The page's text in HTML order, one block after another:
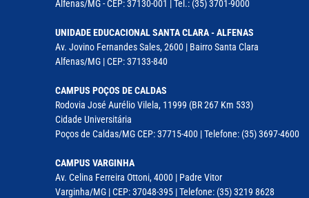
Alfenas/MG - CEP: 37130-001 | Tel.: (35) 3701-9000
UNIDADE EDUCACIONAL SANTA CLARA - ALFENAS
Av. Jovino Fernandes Sales, 2600 | Bairro Santa Clara
Alfenas/MG | CEP: 37133-840
CAMPUS POÇOS DE CALDAS
Rodovia José Aurélio Vilela, 11999 (BR 267 Km 533)
Cidade Universitária
Poços de Caldas/MG CEP: 37715-400 | Telefone: (35) 3697-4600
CAMPUS VARGINHA
Av. Celina Ferreira Ottoni, 4000 | Padre Vitor
Varginha/MG | CEP: 37048-395 | Telefone: (35) 3219 8628